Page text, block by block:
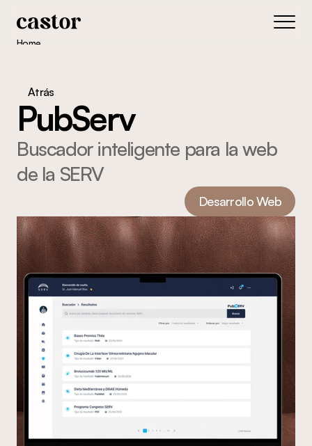
Home
Blog
Get In Touch
Atrás
PubServ
Buscador inteligente para la web
de la SERV
Desarrollo Web